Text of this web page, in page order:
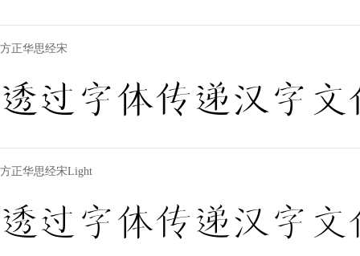
方正华思经宋
透过字体传递汉字文
方正华思经宋Light
透过字体传递汉字文